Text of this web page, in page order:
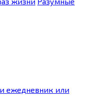
ежедневник или